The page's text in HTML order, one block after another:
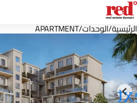
الرئيسية/الوحدات/
APARTMENT